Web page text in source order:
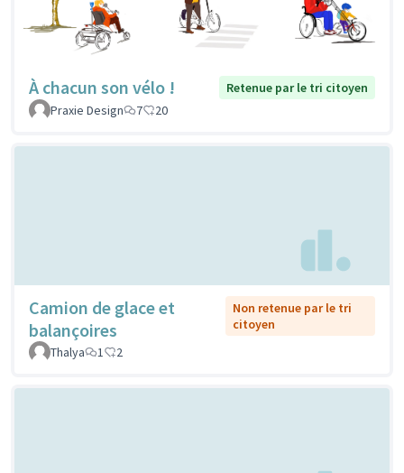
À chacun son vélo !
Retenue par le tri citoyen
Praxie Design
7 20
Camion de glace et
balançoires
Non retenue par le tri
citoyen
Thalya
1 2